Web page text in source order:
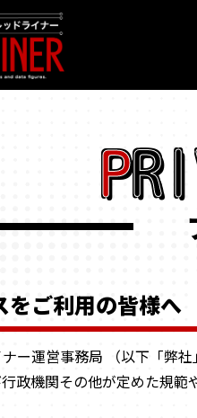
プ
をご利用の皆様へ
ー運営事務局 （以下「弊
政機関その他が定めた規